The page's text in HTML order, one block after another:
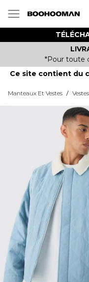
*Pour toute
Ce site contient du
Manteaux Et Vestes /